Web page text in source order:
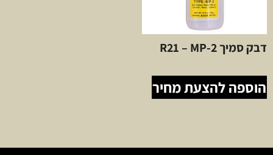
דבק סמיך R21 – MP-2
הוספה להצעת מחיר